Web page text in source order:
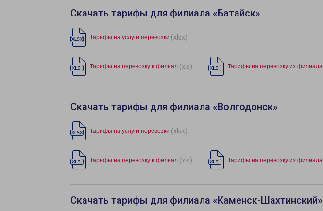
Скачать тарифы для филиала «Батайск»
Тарифы на услуги перевозки (xlsx)
Тарифы на перевозку в филиал (xls) Тарифы на перевозку из филиала
Скачать тарифы для филиала «Волгодонск»
Тарифы на услуги перевозки (xlsx)
Тарифы на перевозку в филиал (xls) Тарифы на перевозку из филиала
Скачать тарифы для филиала «Каменск-Шахтинский»